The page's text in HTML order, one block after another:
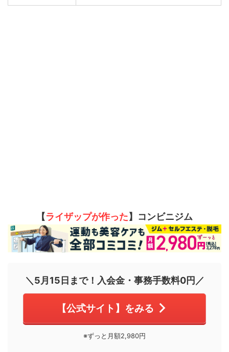
【ライザップが作った】コンビニジム
＼5月15日まで！入会金・事務手数料0円／
【公式サイト】をみる
※ずっと月額2,980円